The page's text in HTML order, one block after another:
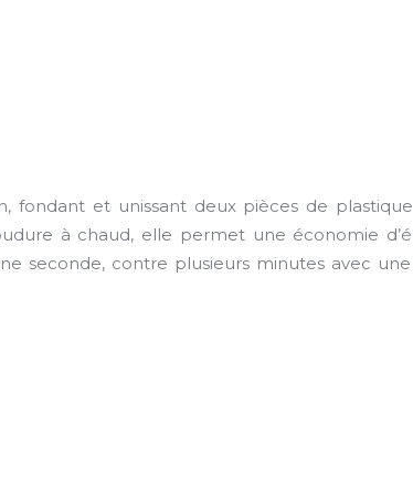
fondant et unissant deux pièces de
à chaud, elle permet une économie
seconde, contre plusieurs minutes avec